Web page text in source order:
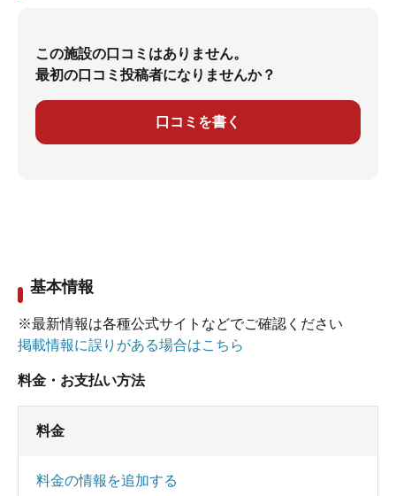
この施設の口コミはありません。
最初の口コミ投稿者になりませんか？
口コミを書く
基本情報
※最新情報は各種公式サイトなどでご確認ください
掲載情報に誤りがある場合はこちら
料金・お支払い方法
料金
料金の情報を追加する